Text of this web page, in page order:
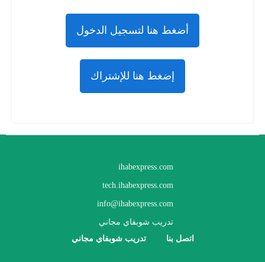
أضغط هنا لتسجيل الدخول
إضغط هنا للإشتراك
ihabexpress.com
tech.ihabexpress.com
info@ihabexpress.com
تدريب شوبفاي مجاني
اتصل بنا تدريب شوبفاي مجاني